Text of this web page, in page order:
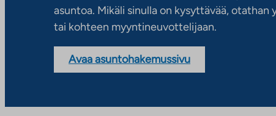
asuntoa. Mikäli sinulla on kysyttävää, otathan
tai kohteen myyntineuvottelijaan.
Avaa asuntohakemussivu